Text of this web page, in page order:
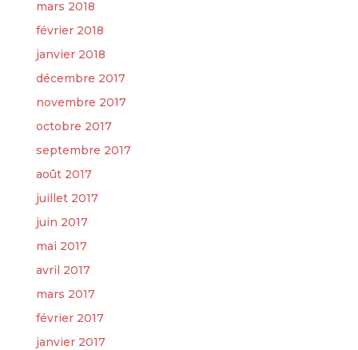
mars 2018
février 2018
janvier 2018
décembre 2017
novembre 2017
octobre 2017
septembre 2017
août 2017
juillet 2017
juin 2017
mai 2017
avril 2017
mars 2017
février 2017
janvier 2017